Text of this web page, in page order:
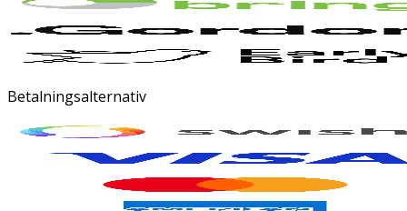
Betalningsalternativ